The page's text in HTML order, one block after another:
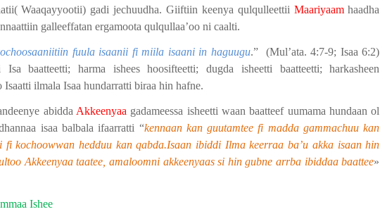
Waaqayyootii) gadi jechuudha. Giiftiin keenya qulqulleettii Maariyaamhaadha
galleeffatan ergamoota qulqullaa’oo ni caalti.
fuula isaanii fi miila isaani in haguugu.” (Mul’ata. 4:7-9; Isaa 6:2)
baatteetti; harma ishees hoosifteetti; dugda isheetti baatteetti; harkasheen
ilmala Isaa hundarratti biraa hin hafne.
abidda Akkeenyaa gadameessa isheetti waan baatteef uumama hundaan ol
isaa balbala ifaarratti “kennaan kan guutamtee fi madda gammachuu kan
kochoowwan hedduu kan qabda.Isaan ibiddi Ilma keerraa ba’u akka isaan hin
Akkeenyaa taatee, amaloomni akkeenyaas si hin gubne arrba ibiddaa baattee»
Ishee